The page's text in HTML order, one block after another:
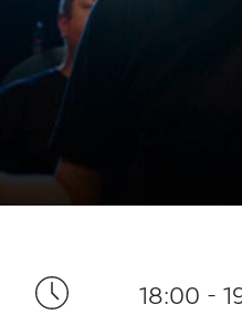
Ditt besøk
18:00 -